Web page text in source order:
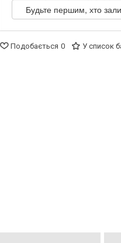
Будьте першим, хто
Подобається 0 У список